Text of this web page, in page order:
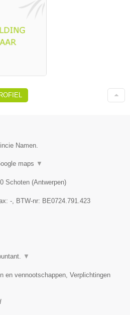
Namen.
maps ▼
Schoten (Antwerpen)
- , BTW-nr: BE0724.791.423
▼
en vennootschappen, Verplichtingen